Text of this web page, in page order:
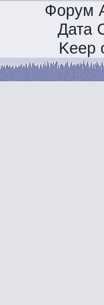
Форум
Дата
Keep